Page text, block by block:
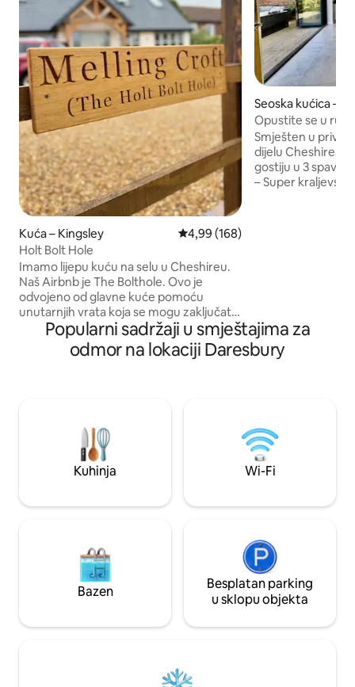
Kuća – Kingsley Prosječna ocjena: 4,99/5,
4,99 (168)
Holt Bolt Hole
Imamo lijepu kuću na selu u Cheshireu.
Naš Airbnb je The Bolthole. Ovo je
odvojeno od glavne kuće pomoću
unutarnjih vrata koja se mogu zaključati.
Za vas su ulazna vrata sa sefom za
ključeve, dnevnim boravkom, udobnim
sofama, televizorom, plamenikom, dvije
hladnjakom jedina stvar koju nemamo je
sudoper, ali mi ćemo se oprati za vas!
Dostupan je prostor za rad i Wi-Fi za
goste. Dostupna je garnitura za sjedenje
Seoska kućica –
Opustite se u
Smješten u
dijelu Cheshirea,
gostiju u 3 spavaće sobe:
– Super kraljevski
automobila i
Popularni sadržaji u smještajima za
odmor na lokaciji Daresbury
Kuhinja Wi-Fi
Bazen
Besplatan parking
u sklopu objekta